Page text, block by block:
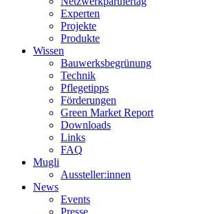
Experten
Projekte
Produkte
Wissen
Bauwerksbegrünung
Technik
Pflegetipps
Förderungen
Green Market Report
Downloads
Links
FAQ
Mugli
Aussteller:innen
News
Events
Presse